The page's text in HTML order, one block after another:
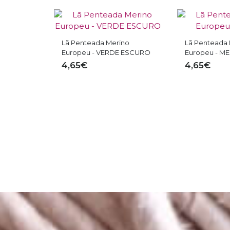
Lã Penteada Merino
Europeu - VERDE ESCURO
4,65€
Lã Penteada
Europeu -
4,65€